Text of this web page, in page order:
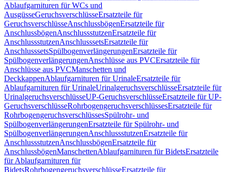
Ablaufgarnituren für WCs und
AusgüsseGeruchsverschlüsseErsatzteile für
GeruchsverschlüsseAnschlussbögenErsatzteile für
AnschlussbögenAnschlussstutzenErsatzteile für
AnschlussstutzenAnschlusssetsErsatzteile für
AnschlusssetsSpülbogenverlängerungenErsatzteile für
SpülbogenverlängerungenAnschlüsse aus PVCErsatzteile für
Anschlüsse aus PVCManschetten und
DeckkappenAblaufgarnituren für UrinaleErsatzteile für
Ablaufgarnituren für UrinaleUrinalgeruchsverschlüsseErsatzteile für
UrinalgeruchsverschlüsseUP-GeruchsverschlüsseErsatzteile für UP-
GeruchsverschlüsseRohrbogengeruchsverschlüssesErsatzteile für
RohrbogengeruchsverschlüssesSpülrohr- und
SpülbogenverlängerungenErsatzteile für Spülrohr- und
SpülbogenverlängerungenAnschlussstutzenErsatzteile für
AnschlussstutzenAnschlussbögenErsatzteile für
AnschlussbögenManschettenAblaufgarnituren für BidetsErsatzteile
für Ablaufgarnituren für
BidetsRohrbogengeruchsverschlüsseErsatzteile für